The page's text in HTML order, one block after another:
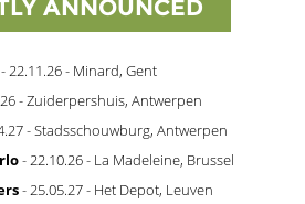
ANNOUNCED
22.11.26 - Minard, Gent
- Zuiderpershuis, Antwerpen
- Stadsschouwburg, Antwerpen
- 22.10.26 - La Madeleine, Brussel
- 25.05.27 - Het Depot, Leuven